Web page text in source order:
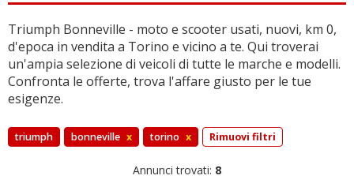
Triumph Bonneville - moto e scooter usati, nuovi, km 0,
d'epoca in vendita a Torino e vicino a te. Qui troverai
un'ampia selezione di veicoli di tutte le marche e modelli.
Confronta le offerte, trova l'affare giusto per le tue
esigenze.
triumph bonneville x torino x Rimuovi filtri
Annunci trovati: 8